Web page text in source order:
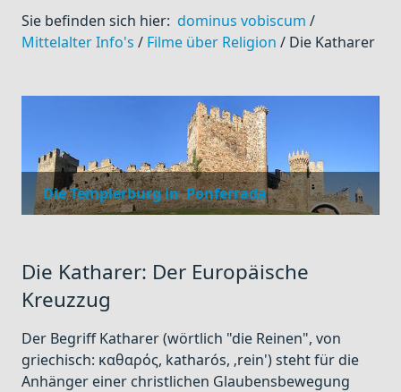
Sie befinden sich hier: dominus vobiscum /
Mittelalter Info's / Filme über Religion / Die Katharer
Die Templerburg in Ponferrada
Die Katharer: Der Europäische
Kreuzzug
Der Begriff Katharer (wörtlich "die Reinen", von
griechisch: καθαρός, katharós, ‚rein') steht für die
Anhänger einer christlichen Glaubensbewegung